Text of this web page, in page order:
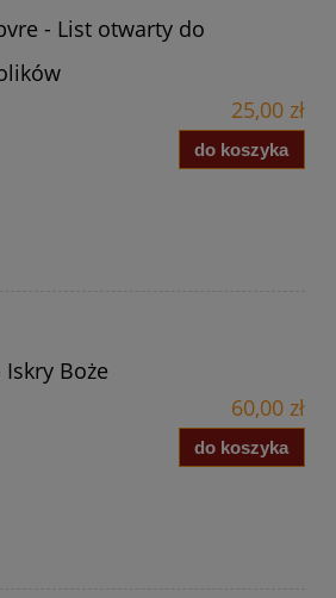
- List otwarty do
25,00 zł
do koszyka
Boże
60,00 zł
do koszyka